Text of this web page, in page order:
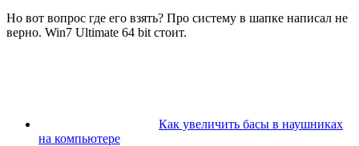
Но вот вопрос где его взять? Про систему в шапке написал не
верно. Win7 Ultimate 64 bit стоит.
Как увеличить басы в наушниках
на компьютере